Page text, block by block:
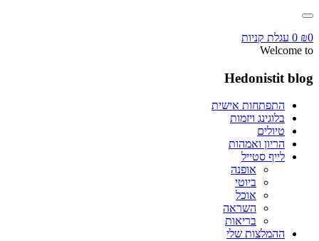
₪0
0 עגלת קניות
Welcome to
Hedonistit blog
התפתחות אישית
בלוגינג ויזמות
טיולים
הריון ואמהות
לייף סטייל
אופנה
ביוטי
אוכל
השראה
בריאות
ההמלצות שלי